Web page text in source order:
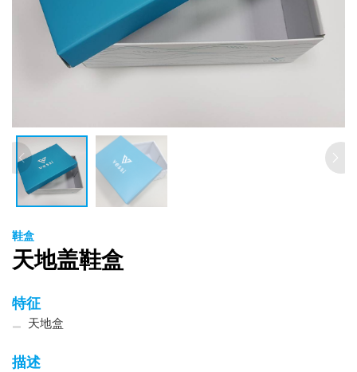
鞋盒
天地盖鞋盒
特征
天地盒
描述